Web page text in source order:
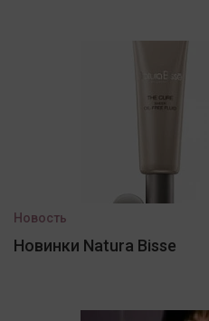
Новость
Новинки Natura Bisse